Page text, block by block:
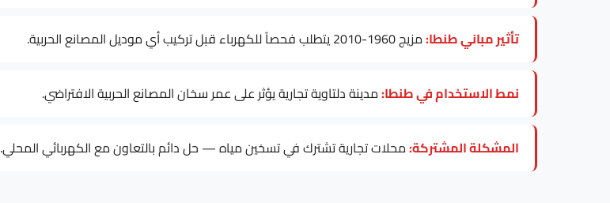
تأثير مباني طنطا:مزيج 1960-2010 يتطلب فحصاً للكهرباء قبل تركيب أي موديل المصانع الحربية.
نمط الاستخدام في طنطا:مدينة دلتاوية تجارية يؤثر على عمر سخان المصانع الحربية الافتراضي.
المشكلة المشتركة:محلات تجارية تشترك في تسخين مياه — حل دائم بالتعاون مع الكهربائي المحلي.